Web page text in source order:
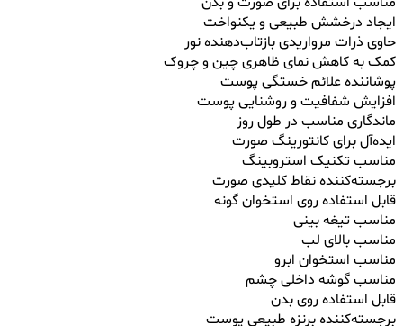
ایجاد درخشش طبیعی و یکنواخت
حاوی ذرات مرواریدی بازتاب‌دهنده نور
کمک به کاهش نمای ظاهری چین و چروک
پوشاننده علائم خستگی پوست
افزایش شفافیت و روشنایی پوست
ماندگاری مناسب در طول روز
ایده‌آل برای کانتورینگ صورت
مناسب تکنیک استروبینگ
برجسته‌کننده نقاط کلیدی صورت
قابل استفاده روی استخوان گونه
مناسب تیغه بینی
مناسب بالای لب
مناسب استخوان ابرو
مناسب گوشه داخلی چشم
قابل استفاده روی بدن
برجسته‌کننده برنزه طبیعی پوست